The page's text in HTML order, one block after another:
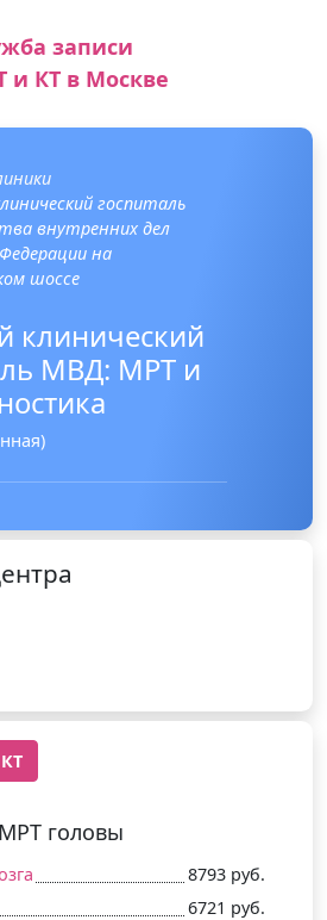
записи
и КТ в Москве
госпиталь
внутренних дел
на
шоссе
клинический
МВД: МРТ и
КТ
МРТ головы
8793 руб.
6721 руб.